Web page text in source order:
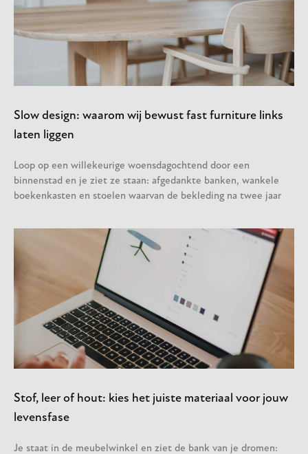
Slow design: waarom wij bewust fast furniture links
laten liggen
Loop op een willekeurige woensdagochtend door een
binnenstad en je ziet ze staan: afgedankte banken, wankele
boekenkasten en stoelen waarvan de bekleding na twee jaar
Stof, leer of hout: kies het juiste materiaal voor jouw
levensfase
Je staat in de meubelwinkel en ziet de bank van je dromen: